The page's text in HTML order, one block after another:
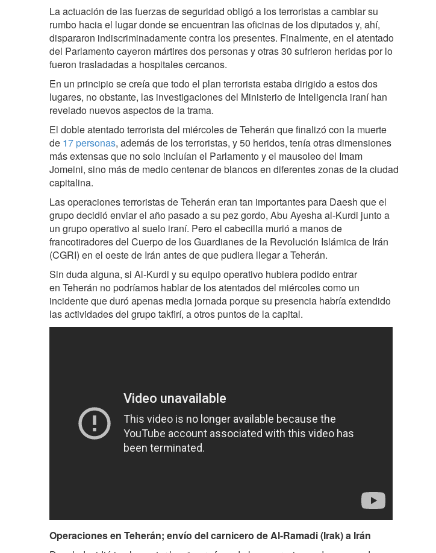
La actuación de las fuerzas de seguridad obligó a los terroristas a cambiar su
rumbo hacia el lugar donde se encuentran las oficinas de los diputados y, ahí,
dispararon indiscriminadamente contra los presentes. Finalmente, en el atentado
del Parlamento cayeron mártires dos personas y otras 30 sufrieron heridas por lo
fueron trasladadas a hospitales cercanos.
En un principio se creía que todo el plan terrorista estaba dirigido a estos dos
lugares, no obstante, las investigaciones del Ministerio de Inteligencia iraní han
revelado nuevos aspectos de la trama.
El doble atentado terrorista del miércoles de Teherán que finalizó con la muerte
de 17 personas, además de los terroristas, y 50 heridos, tenía otras dimensiones
más extensas que no solo incluían el Parlamento y el mausoleo del Imam
Jomeini, sino más de medio centenar de blancos en diferentes zonas de la ciudad
capitalina.
Las operaciones terroristas de Teherán eran tan importantes para Daesh que el
grupo decidió enviar el año pasado a su pez gordo, Abu Ayesha al-Kurdi junto a
un grupo operativo al suelo iraní. Pero el cabecilla murió a manos de
francotiradores del Cuerpo de los Guardianes de la Revolución Islámica de Irán
(CGRI) en el oeste de Irán antes de que pudiera llegar a Teherán.
Sin duda alguna, si Al-Kurdi y su equipo operativo hubiera podido entrar
en Teherán no podríamos hablar de los atentados del miércoles como un
incidente que duró apenas media jornada porque su presencia habría extendido
las actividades del grupo takfirí, a otros puntos de la capital.
Operaciones en Teherán; envío del carnicero de Al-Ramadi (Irak) a Irán